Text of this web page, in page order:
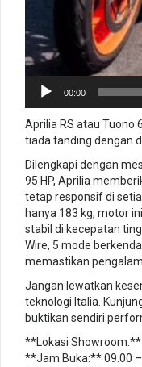
00:00
Aprilia RS atau Tuono
tiada tanding dengan
Dilengkapi dengan
95 HP, Aprilia
tetap responsif di
hanya 183 kg, motor
stabil di kecepatan
Wire, 5 mode
memastikan
Jangan lewatkan
teknologi Italia.
buktikan sendiri
**Lokasi
**Jam Buka:** 09.00 –